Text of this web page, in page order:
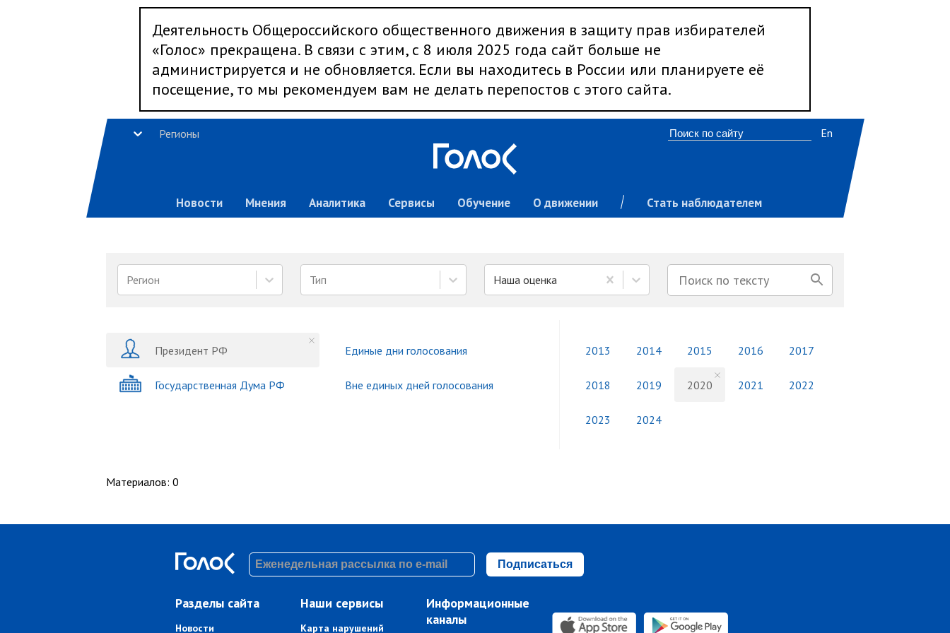
Деятельность Общероссийского общественного движения в защиту прав избирателей
«Голос» прекращена. В связи с этим, с 8 июля 2025 года сайт больше не
администрируется и не обновляется. Если вы находитесь в России или планируете её
посещение, то мы рекомендуем вам не делать перепостов с этого сайта.
Регионы
Новости Мнения Аналитика Сервисы Обучение О движении Стать наблюдателем
En
Регион Тип Наша оценка
Президент РФ
Государственная Дума РФ
Единые дни голосования
Вне единых дней голосования
2013 2014 2015 2016 2017
2018 2019 2020 2021 2022
2023 2024
Материалов: 0
Подписаться
Разделы сайта
Новости
Наши сервисы
Карта нарушений
Информационные
каналы